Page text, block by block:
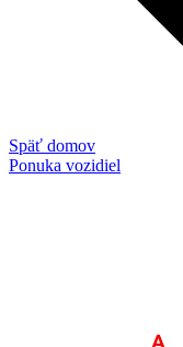
Späť domov
Ponuka vozidiel